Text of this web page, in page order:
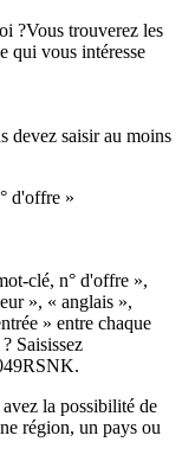
?Vous trouverez les
qui vous intéresse
devez saisir au moins
d'offre »
clé, n° d'offre »,
», « anglais »,
» entre chaque
Saisissez
la possibilité de
région, un pays ou